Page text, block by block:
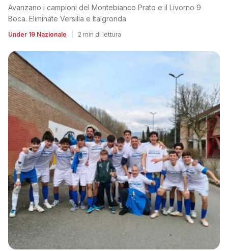
Avanzano i campioni del Montebianco Prato e il Livorno 9
Boca. Eliminate Versilia e Italgronda
Under 19 Nazionale 2 min di lettura